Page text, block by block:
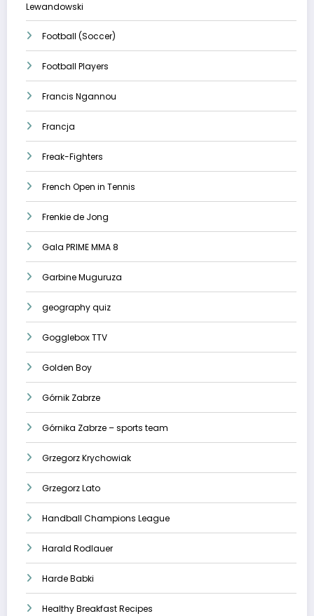
Lewandowski
Football (Soccer)
Football Players
Francis Ngannou
Francja
Freak-Fighters
French Open in Tennis
Frenkie de Jong
Gala PRIME MMA 8
Garbine Muguruza
geography quiz
Gogglebox TTV
Golden Boy
Górnik Zabrze
Górnika Zabrze – sports team
Grzegorz Krychowiak
Grzegorz Lato
Handball Champions League
Harald Rodlauer
Harde Babki
Healthy Breakfast Recipes